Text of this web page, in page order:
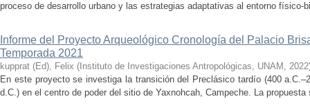
proceso de desarrollo urbano y las estrategias adaptativas al entorno físico-
Informe del Proyecto Arqueológico Cronología del Palacio
Temporada 2021
kupprat (Ed), Felix ( Instituto de Investigaciones Antropológicas, UNAM , 2022
En este proyecto se investiga la transición del Preclásico tardío (400
d.C.) en el centro de poder del sitio de Yaxnohcah, Campeche. La